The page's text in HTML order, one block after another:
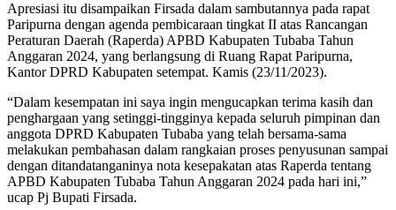
Apresiasi itu disampaikan Firsada dalam sambutannya pada rapat
Paripurna dengan agenda pembicaraan tingkat II atas Rancangan
Peraturan Daerah (Raperda) APBD Kabupaten Tubaba Tahun
Anggaran 2024, yang berlangsung di Ruang Rapat Paripurna,
Kantor DPRD Kabupaten setempat. Kamis (23/11/2023).
“Dalam kesempatan ini saya ingin mengucapkan terima kasih dan
penghargaan yang setinggi-tingginya kepada seluruh pimpinan dan
anggota DPRD Kabupaten Tubaba yang telah bersama-sama
melakukan pembahasan dalam rangkaian proses penyusunan sampai
dengan ditandatanganinya nota kesepakatan atas Raperda tentang
APBD Kabupaten Tubaba Tahun Anggaran 2024 pada hari ini,”
ucap Pj Bupati Firsada.